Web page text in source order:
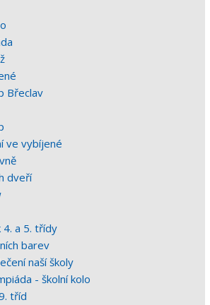
Břeclav
ve vybíjené
dveří
4. a 5. třídy
barev
naší školy
- školní kolo
tříd